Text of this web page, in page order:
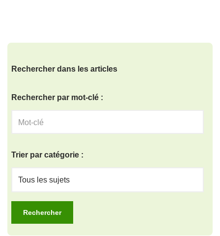
Rechercher dans les articles
Rechercher par mot-clé :
Trier par catégorie :